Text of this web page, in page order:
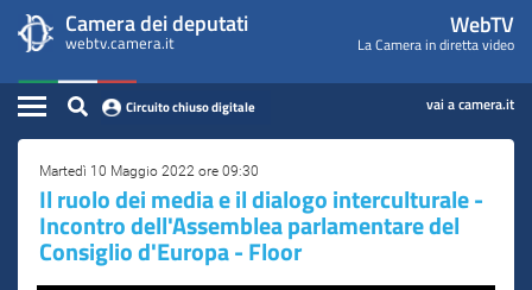
contenuto
principale
WebTV
Camera
dei
Deputati
menu
di
navigazione
Camera dei deputati
webtv.camera.it
WebTV
La Camera in diretta video
Home
Assemblea
Presidente
Commissioni
Eventi
Conferenze Stampa
Circuito chiuso digitale vai a camera.it
Contenuto
Martedì 10 Maggio 2022 ore 09:30
Il ruolo dei media e il dialogo interculturale -
Incontro dell'Assemblea parlamentare del
Consiglio d'Europa - Floor